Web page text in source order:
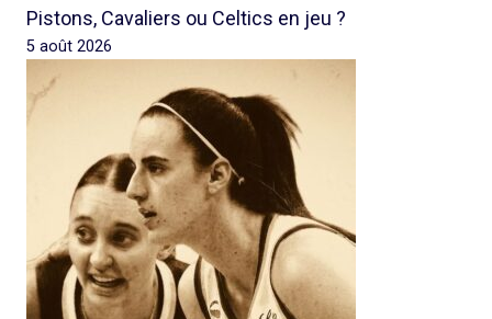
Pistons, Cavaliers ou Celtics en jeu ?
5 août 2026